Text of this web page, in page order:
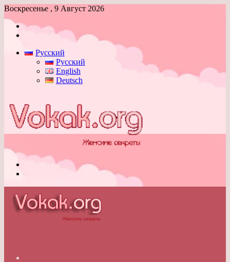
Воскресенье , 9 Август 2026
Войти
Русский
Русский
English
Deutsch